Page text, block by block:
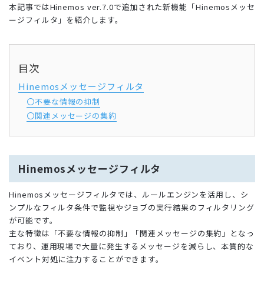
本記事ではHinemos ver.7.0で追加された新機能「Hinemosメッセ
ージフィルタ」を紹介します。
目次
Hinemosメッセージフィルタ
〇不要な情報の抑制
〇関連メッセージの集約
Hinemosメッセージフィルタ
Hinemosメッセージフィルタでは、ルールエンジンを活用し、シ
ンプルなフィルタ条件で監視やジョブの実行結果のフィルタリング
が可能です。
主な特徴は「不要な情報の抑制」「関連メッセージの集約」となっ
ており、運用現場で大量に発生するメッセージを減らし、本質的な
イベント対処に注力することができます。